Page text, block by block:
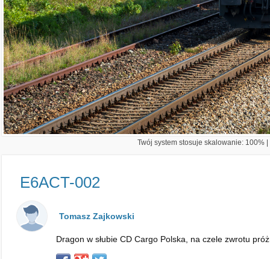
Twój system stosuje skalowanie: 100%
E6ACT-002
Tomasz Zajkowski
Dragon w słubie CD Cargo Polska, na czele zwrotu